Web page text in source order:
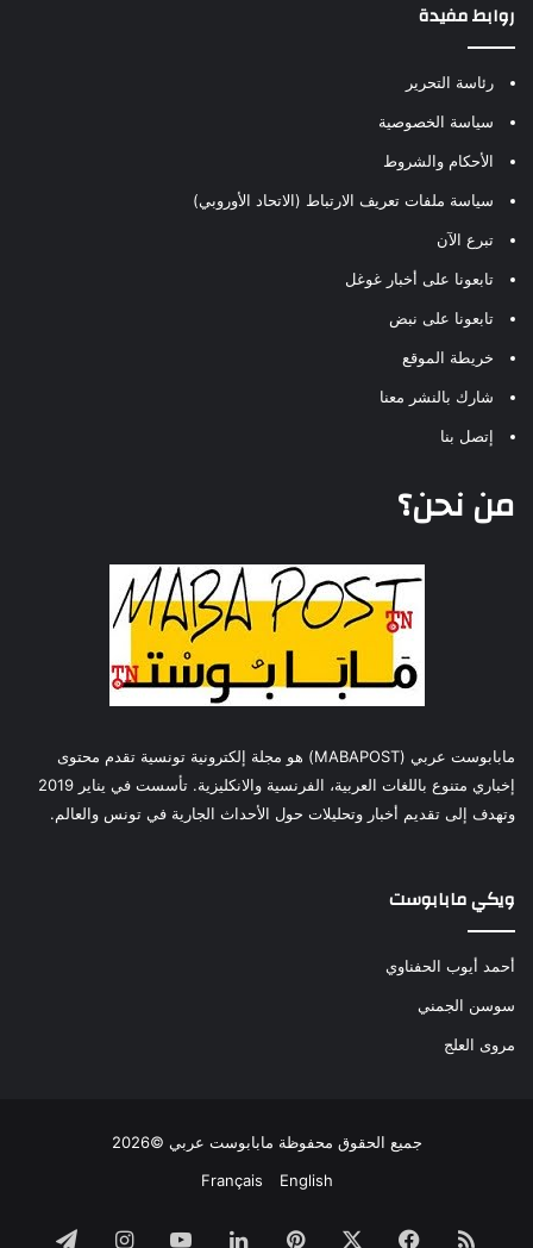
روابط مفيدة
رئاسة التحرير
سياسة الخصوصية
الأحكام والشروط
سياسة ملفات تعريف الارتباط (الاتحاد الأوروبي)
تبرع الآن
تابعونا على أخبار غوغل
تابعونا على نبض
خريطة الموقع
شارك بالنشر معنا
إتصل بنا
من نحن؟
مابابوست عربي (MABAPOST) هو مجلة إلكترونية تونسية تقدم محتوى
إخباري متنوع باللغات العربية، الفرنسية والانكليزية. تأسست في يناير 2019
وتهدف إلى تقديم أخبار وتحليلات حول الأحداث الجارية في تونس والعالم.
ويكي مابابوست
أحمد أيوب الحفناوي
سوسن الجمني
مروى العلج
جميع الحقوق محفوظة مابابوست عربي ©2026
English
Français
ملخص فيسبوك بينتيريستلينكدإن ‫YouTubeانستقرام